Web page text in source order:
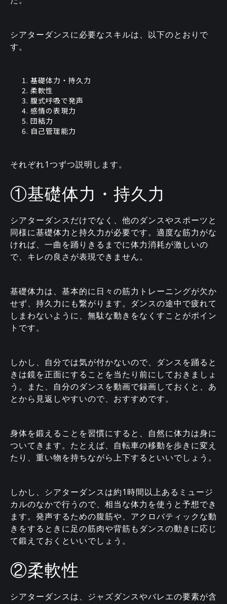
シアターダンスに必要なスキルは、以下のとおりで
す。
基礎体力・持久力
柔軟性
腹式呼吸で発声
感情の表現力
団結力
自己管理能力
それぞれ1つずつ説明します。
①基礎体力・持久力
シアターダンスだけでなく、他のダンスやスポーツと
同様に基礎体力と持久力が必要です。適度な筋力がな
ければ、一曲を踊りきるまでに体力消耗が激しいの
で、キレの良さが表現できません。
基礎体力は、基本的に日々の筋力トレーニングが欠か
せず、持久力にも繋がります。ダンスの途中で疲れて
しまわないように、無駄な動きをなくすことがポイン
トです。
しかし、自分では気が付かないので、ダンスを踊ると
きは鏡を正面にすることを当たり前にしておきましょ
う。また、自分のダンスを動画で録画しておくと、あ
とから見返しやすいので、おすすめです。
身体を鍛えることを習慣にすると、自然に体力は身に
ついてきます。たとえば、自転車の移動を歩きに変え
たり、重い物を持ちながら上下するといいでしょう。
しかし、シアターダンスは約1時間以上あるミュージ
カルのなかで行うので、相当な体力を使うと予想でき
ます。発声するための腹筋や、アクロバティックな動
きをするときに足の筋肉や背筋もダンスの動きに応じ
て鍛えておくといいでしょう。
②柔軟性
シアターダンスは、ジャズダンスやバレエの要素が含